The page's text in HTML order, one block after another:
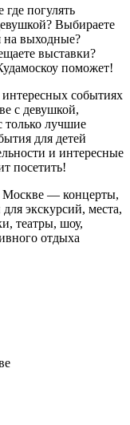
погулять
Выбираете
на выходные?
выставки?
поможет!
событиях
с девушкой,
лучшие
для детей
и интересные
посетить!
Москве — концерты,
экскурсий, места,
театры, шоу,
отдыха